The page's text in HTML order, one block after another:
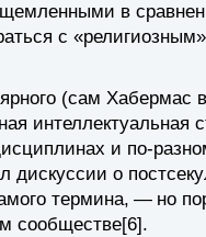
в
с
(сам Хабермас
интеллектуальная
и по-
дискуссии о
термина, — но
сообществе[6].